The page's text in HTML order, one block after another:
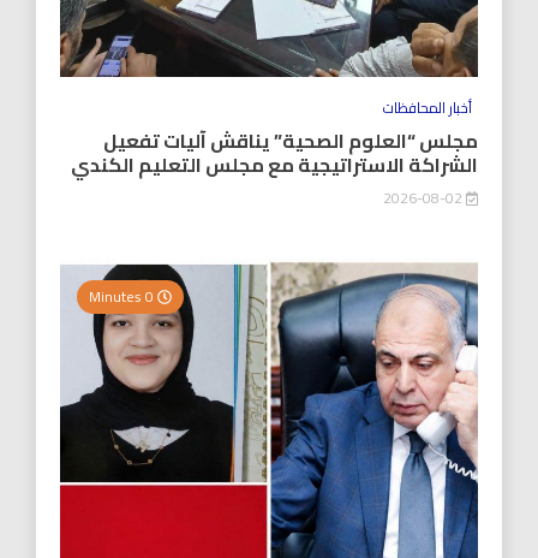
أخبار المحافظات
مجلس “العلوم الصحية” يناقش آليات تفعيل
الشراكة الاستراتيجية مع مجلس التعليم الكندي